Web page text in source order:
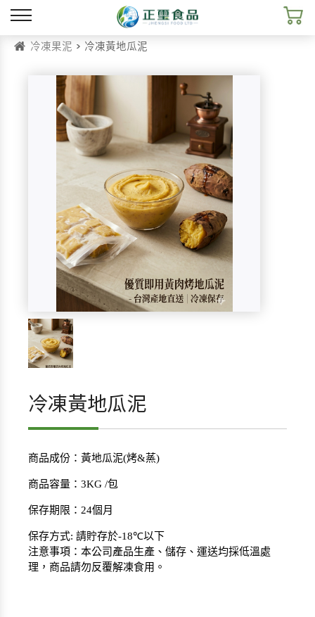
冷凍果泥 > 冷凍黃地瓜泥
冷凍黃地瓜泥
商品成份：黃地瓜泥(烤&蒸)
商品容量：3KG /包
保存期限： 24個月
保存方式: 請貯存於-18℃以下
注意事項：本公司產品生產、儲存、運送均採低溫處
理，商品請勿反覆解凍食用。